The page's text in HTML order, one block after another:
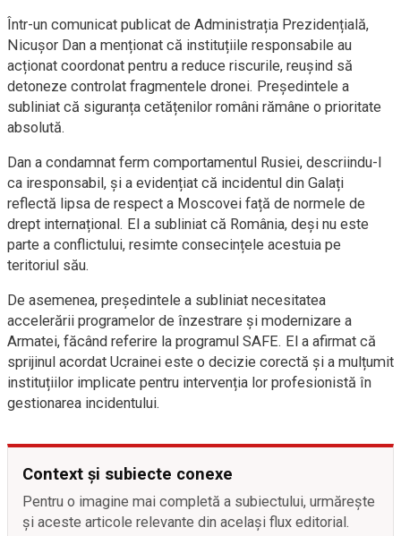
Într-un comunicat publicat de Administrația Prezidențială,
Nicușor Dan a menționat că instituțiile responsabile au
acționat coordonat pentru a reduce riscurile, reușind să
detoneze controlat fragmentele dronei. Președintele a
subliniat că siguranța cetățenilor români rămâne o prioritate
absolută.
Dan a condamnat ferm comportamentul Rusiei, descriindu-l
ca iresponsabil, și a evidențiat că incidentul din Galați
reflectă lipsa de respect a Moscovei față de normele de
drept internațional. El a subliniat că România, deși nu este
parte a conflictului, resimte consecințele acestuia pe
teritoriul său.
De asemenea, președintele a subliniat necesitatea
accelerării programelor de înzestrare și modernizare a
Armatei, făcând referire la programul SAFE. El a afirmat că
sprijinul acordat Ucrainei este o decizie corectă și a mulțumit
instituțiilor implicate pentru intervenția lor profesionistă în
gestionarea incidentului.
Context și subiecte conexe
Pentru o imagine mai completă a subiectului, urmărește
și aceste articole relevante din același flux editorial.